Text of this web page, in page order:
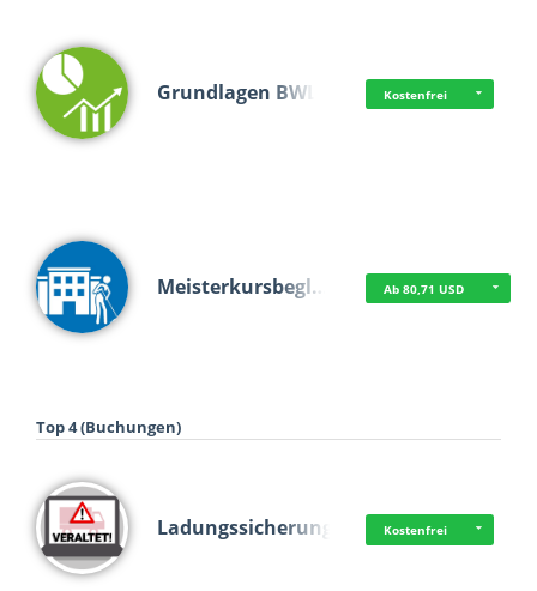
Grundlagen BWL Kostenfrei
Meisterkursbegl… Ab 80,71 USD
Top 4 (Buchungen)
Ladungssicherung Kostenfrei